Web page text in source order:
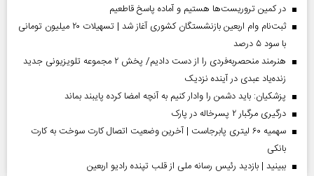
در کمین تروریست‌ها هستیم و آماده پاسخ قاطعیم
ثبت‌نام وام اربعین بازنشستگان کشوری آغاز شد | تسهیلات ۲۰ میلیون تومانی
با سود ۵ درصد
هنرمند منحصر‌به‌فردی را از دست دادیم/ پخش ۲ مجموعه تلویزیونی جدید
زنده‌یاد عبدی در آینده نزدیک
پزشکیان: باید دشمن را وادار کنیم به آنچه امضا کرده پایبند بماند
درگیری مرگبار ۲ پسرخاله در پارک
سهمیه ۶۰ لیتری پابرجاست | آخرین وضعیت اتصال کارت سوخت به کارت
بانکی
ببینید | بازدید رئیس رسانه ملی از قلب تپنده رادیو اربعین